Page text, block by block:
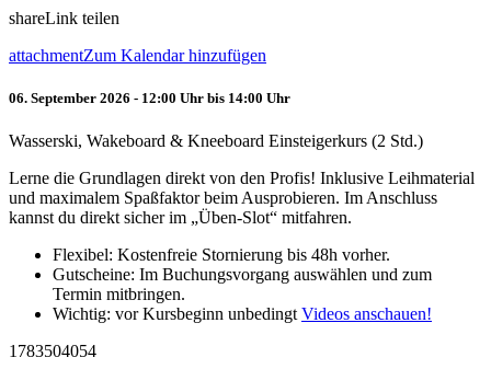
shareLink teilen
attachmentZum Kalendar hinzufügen
06. September 2026 - 12:00 Uhr bis 14:00 Uhr
Wasserski, Wakeboard & Kneeboard Einsteigerkurs (2 Std.)
Lerne die Grundlagen direkt von den Profis! Inklusive Leihmaterial
und maximalem Spaßfaktor beim Ausprobieren. Im Anschluss
kannst du direkt sicher im „Üben-Slot“ mitfahren.
Flexibel: Kostenfreie Stornierung bis 48h vorher.
Gutscheine: Im Buchungsvorgang auswählen und zum
Termin mitbringen.
Wichtig: vor Kursbeginn unbedingt Videos anschauen!
1783504054